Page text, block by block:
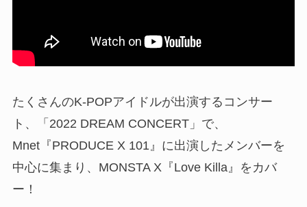
たくさんのK-POPアイドルが出演するコンサー
ト、「2022 DREAM CONCERT」で、
Mnet『PRODUCE X 101』に出演したメンバーを
中心に集まり、MONSTA X『Love Killa』をカバ
ー！